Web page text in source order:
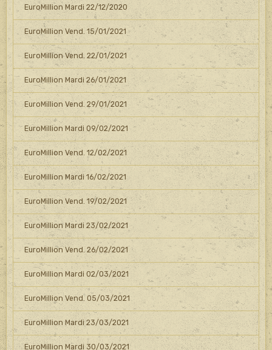
EuroMillion Mardi 22/12/2020
EuroMillion Vend. 15/01/2021
EuroMillion Vend. 22/01/2021
EuroMillion Mardi 26/01/2021
EuroMillion Vend. 29/01/2021
EuroMillion Mardi 09/02/2021
EuroMillion Vend. 12/02/2021
EuroMillion Mardi 16/02/2021
EuroMillion Vend. 19/02/2021
EuroMillion Mardi 23/02/2021
EuroMillion Vend. 26/02/2021
EuroMillion Mardi 02/03/2021
EuroMillion Vend. 05/03/2021
EuroMillion Mardi 23/03/2021
EuroMillion Mardi 30/03/2021